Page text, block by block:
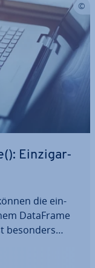
Ein­zig­ar­
die ein­
DataFrame
besonders
sie den